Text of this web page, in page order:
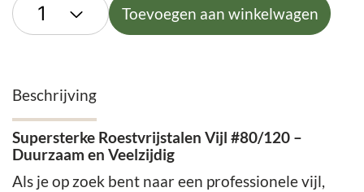
Toevoegen aan winkelwagen
Beschrijving
Supersterke Roestvrijstalen Vijl #80/120 –
Duurzaam en Veelzijdig
Als je op zoek bent naar een professionele vijl,